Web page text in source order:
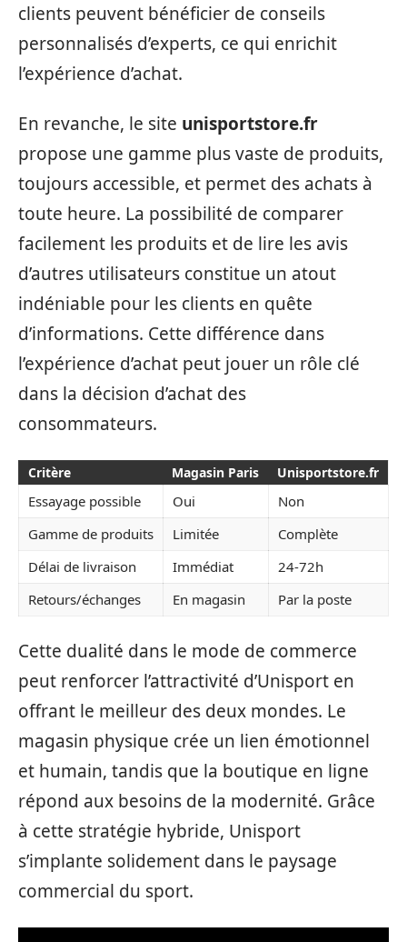
clients peuvent bénéficier de conseils
personnalisés d’experts, ce qui enrichit
l’expérience d’achat.
En revanche, le site unisportstore.fr
propose une gamme plus vaste de produits,
toujours accessible, et permet des achats à
toute heure. La possibilité de comparer
facilement les produits et de lire les avis
d’autres utilisateurs constitue un atout
indéniable pour les clients en quête
d’informations. Cette différence dans
l’expérience d’achat peut jouer un rôle clé
dans la décision d’achat des
consommateurs.
Critère Magasin Paris Unisportstore.fr
Essayage possible Oui
Non
Gamme de produits
Limitée
Complète
Délai de livraison
Immédiat
24-72h
Retours/échanges
En magasin Par la poste
Cette dualité dans le mode de commerce
peut renforcer l’attractivité d’Unisport en
offrant le meilleur des deux mondes. Le
magasin physique crée un lien émotionnel
et humain, tandis que la boutique en ligne
répond aux besoins de la modernité. Grâce
à cette stratégie hybride, Unisport
s’implante solidement dans le paysage
commercial du sport.